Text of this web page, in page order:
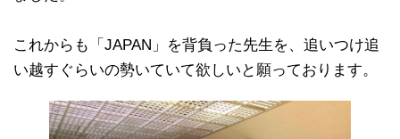
これからも「JAPAN」を背負った先生を、追いつけ追
い越すぐらいの勢いていて欲しいと願っております。